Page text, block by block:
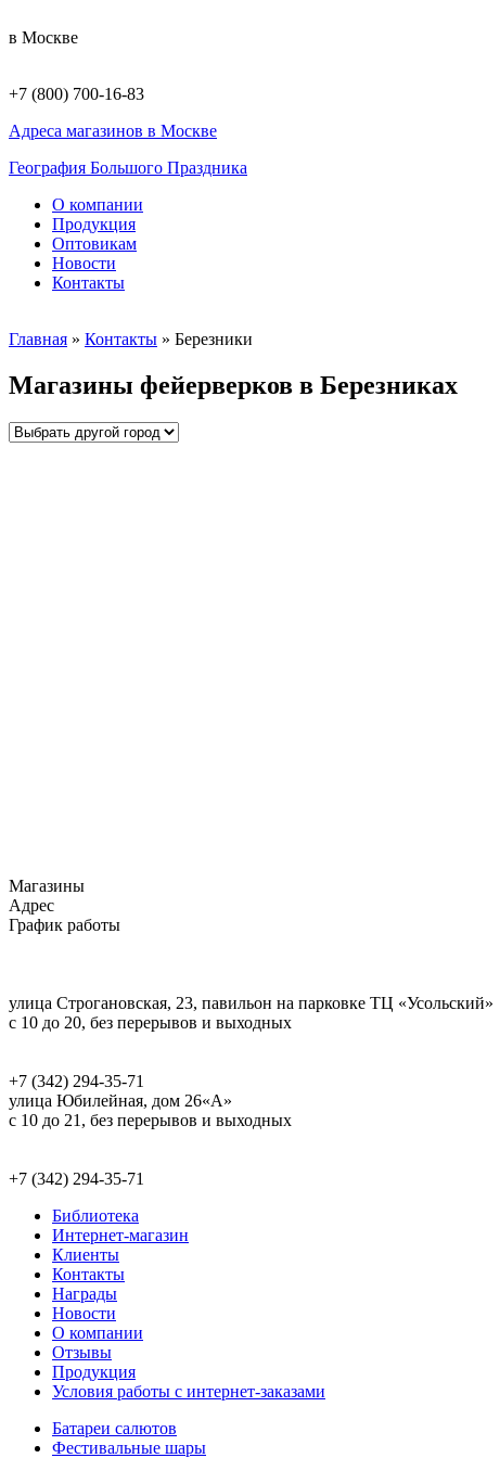
в Москве
+7 (800) 700-16-83
Адреса магазинов в Москве
География Большого Праздника
О компании
Продукция
Оптовикам
Новости
Контакты
Главная » Контакты » Березники
Магазины фейерверков в Березниках
Магазины
Адрес
График работы
улица Строгановская, 23, павильон на парковке ТЦ «Усольский»
c 10 до 20, без перерывов и выходных
+7 (342) 294-35-71
улица Юбилейная, дом 26«А»
c 10 до 21, без перерывов и выходных
+7 (342) 294-35-71
Библиотека
Интернет-магазин
Клиенты
Контакты
Награды
Новости
О компании
Отзывы
Продукция
Условия работы с интернет-заказами
Батареи салютов
Фестивальные шары